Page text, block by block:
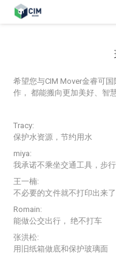
希望您与CIM Mover金睿可
作， 都能搬向更加美好、智
Tracy:
保护水资源，节约用水
miya:
我承诺不乘坐交通工具，步
王一楠:
不必要的文件就不打印出来
Romain:
能做公交出行， 绝不打车
张洪松:
用旧纸箱做底和保护玻璃面